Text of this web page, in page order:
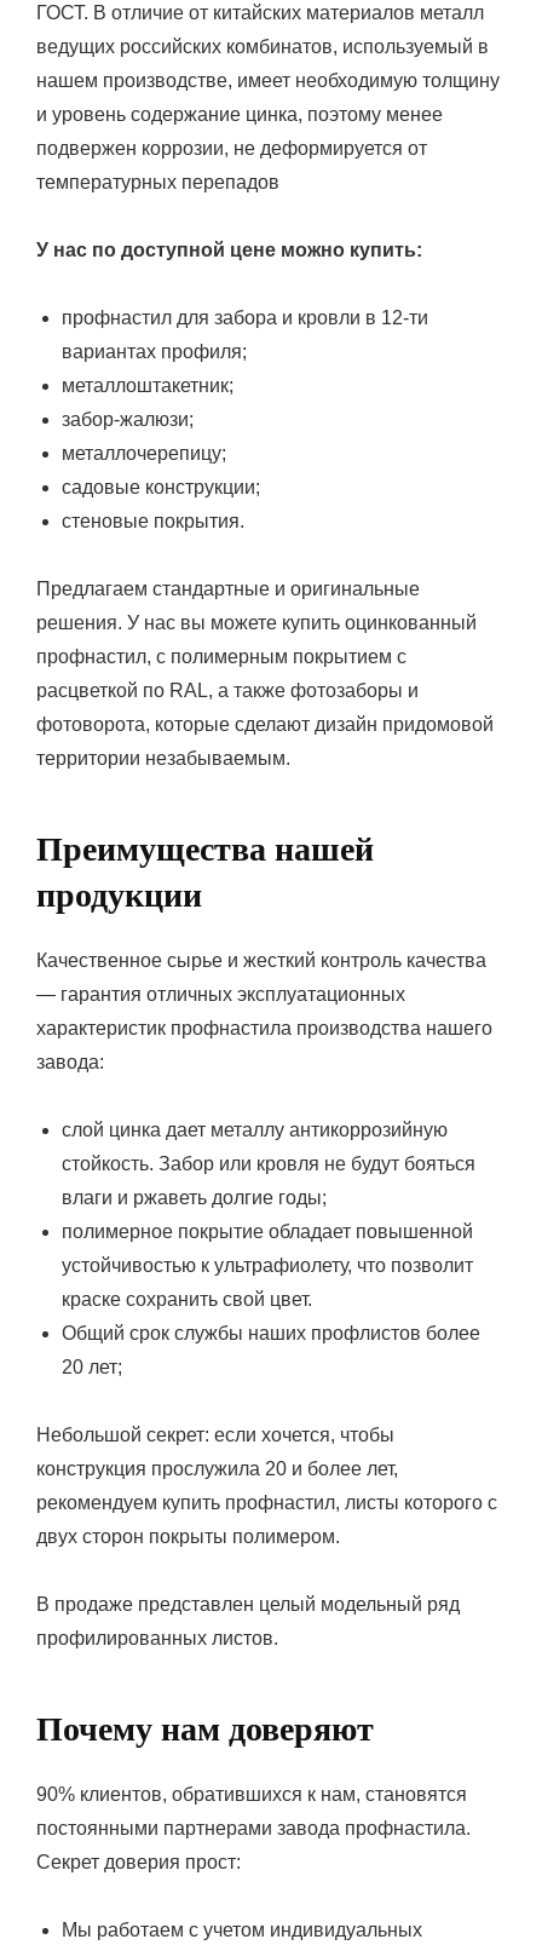
ГОСТ. В отличие от китайских материалов металл
ведущих российских комбинатов, используемый в
нашем производстве, имеет необходимую толщину
и уровень содержание цинка, поэтому менее
подвержен коррозии, не деформируется от
температурных перепадов
У нас по доступной цене можно купить:
профнастил для забора и кровли в 12-ти
вариантах профиля;
металлоштакетник;
забор-жалюзи;
металлочерепицу;
садовые конструкции;
стеновые покрытия.
Предлагаем стандартные и оригинальные
решения. У нас вы можете купить оцинкованный
профнастил, с полимерным покрытием с
расцветкой по RAL, а также фотозаборы и
фотоворота, которые сделают дизайн придомовой
территории незабываемым.
Преимущества нашей
продукции
Качественное сырье и жесткий контроль качества
— гарантия отличных эксплуатационных
характеристик профнастила производства нашего
завода:
слой цинка дает металлу антикоррозийную
стойкость. Забор или кровля не будут бояться
влаги и ржаветь долгие годы;
полимерное покрытие обладает повышенной
устойчивостью к ультрафиолету, что позволит
краске сохранить свой цвет.
Общий срок службы наших профлистов более
20 лет;
Небольшой секрет: если хочется, чтобы
конструкция прослужила 20 и более лет,
рекомендуем купить профнастил, листы которого с
двух сторон покрыты полимером.
В продаже представлен целый модельный ряд
профилированных листов.
Почему нам доверяют
90% клиентов, обратившихся к нам, становятся
постоянными партнерами завода профнастила.
Секрет доверия прост:
Мы работаем с учетом индивидуальных